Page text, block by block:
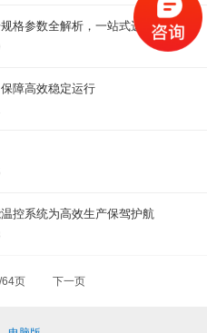
格参数全解析，一站式选型指南
障高效稳定运行
控系统为高效生产保驾护航
页 下一页